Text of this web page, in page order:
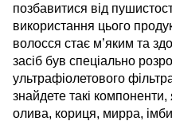
позбавитися від
використання цього
волосся стає м’яким та
засіб був спеціально
ультрафіолетового
знайдете такі
олива, кориця, мирра,